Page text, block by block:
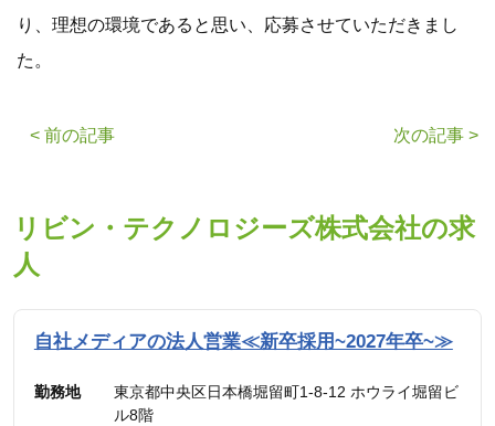
り、理想の環境であると思い、応募させていただきまし
た。
< 前の記事 次の記事 >
リビン・テクノロジーズ株式会社の求
人
自社メディアの法人営業≪新卒採用~2027年卒~≫
勤務地
東京都中央区日本橋堀留町1-8-12 ホウライ堀留ビ
ル8階